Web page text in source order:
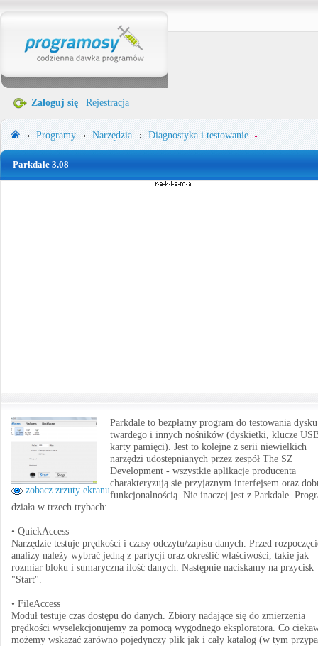
Zaloguj się Rejestracja
Programy Narzędzia Diagnostyka i testowanie
Parkdale 3.08
zobacz zrzuty ekranu
Parkdale to bezpłatny program do testowania dysku
twardego i innych nośników (dyskietki, klucze
karty pamięci). Jest to kolejne z serii niewielkich
narzędzi udostępnianych przez zespół The SZ
Development - wszystkie aplikacje producenta
charakteryzują się przyjaznym interfejsem oraz
funkcjonalnością. Nie inaczej jest z Parkdale.
działa w trzech trybach:
• QuickAccess
Narzędzie testuje prędkości i czasy odczytu/zapisu danych. Przed
analizy należy wybrać jedną z partycji oraz określić właściwości, takie jak
rozmiar bloku i sumaryczna ilość danych. Następnie naciskamy na przycisk
"Start".
• FileAccess
Moduł testuje czas dostępu do danych. Zbiory nadające się do zmierzenia
prędkości wyselekcjonujemy za pomocą wygodnego eksploratora. Co
możemy wskazać zarówno pojedynczy plik jak i cały katalog (w tym